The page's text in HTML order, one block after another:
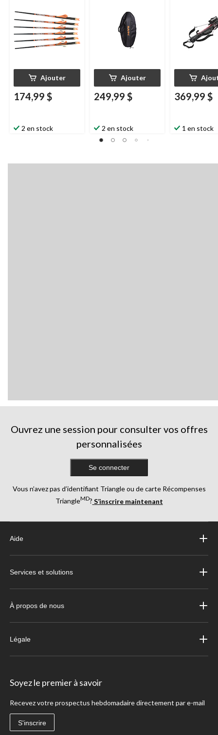
orange, paq. 6
Ajouter
174,99 $
2 en stock
transport
Ajouter
249,99 $
2 en stock
369,99 $
1 en stock
Ouvrez une session pour consulter vos offres
personnalisées
Se connecter
Vous n’avez pas d’identifiant Triangle ou de carte Récompenses
TriangleMD? S’inscrire maintenant
Aide
Services et solutions
À propos de nous
Légale
Soyez le premier à savoir
Recevez votre prospectus hebdomadaire directement par e-mail
S'inscrire